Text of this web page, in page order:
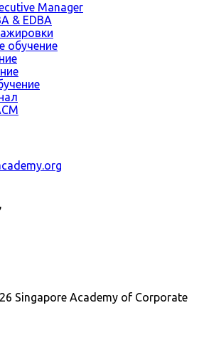
Manager
& EDBA
обучение
Singapore Academy of Corporate